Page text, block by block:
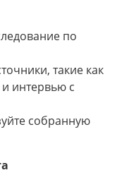
по
такие как
интервью с
собранную